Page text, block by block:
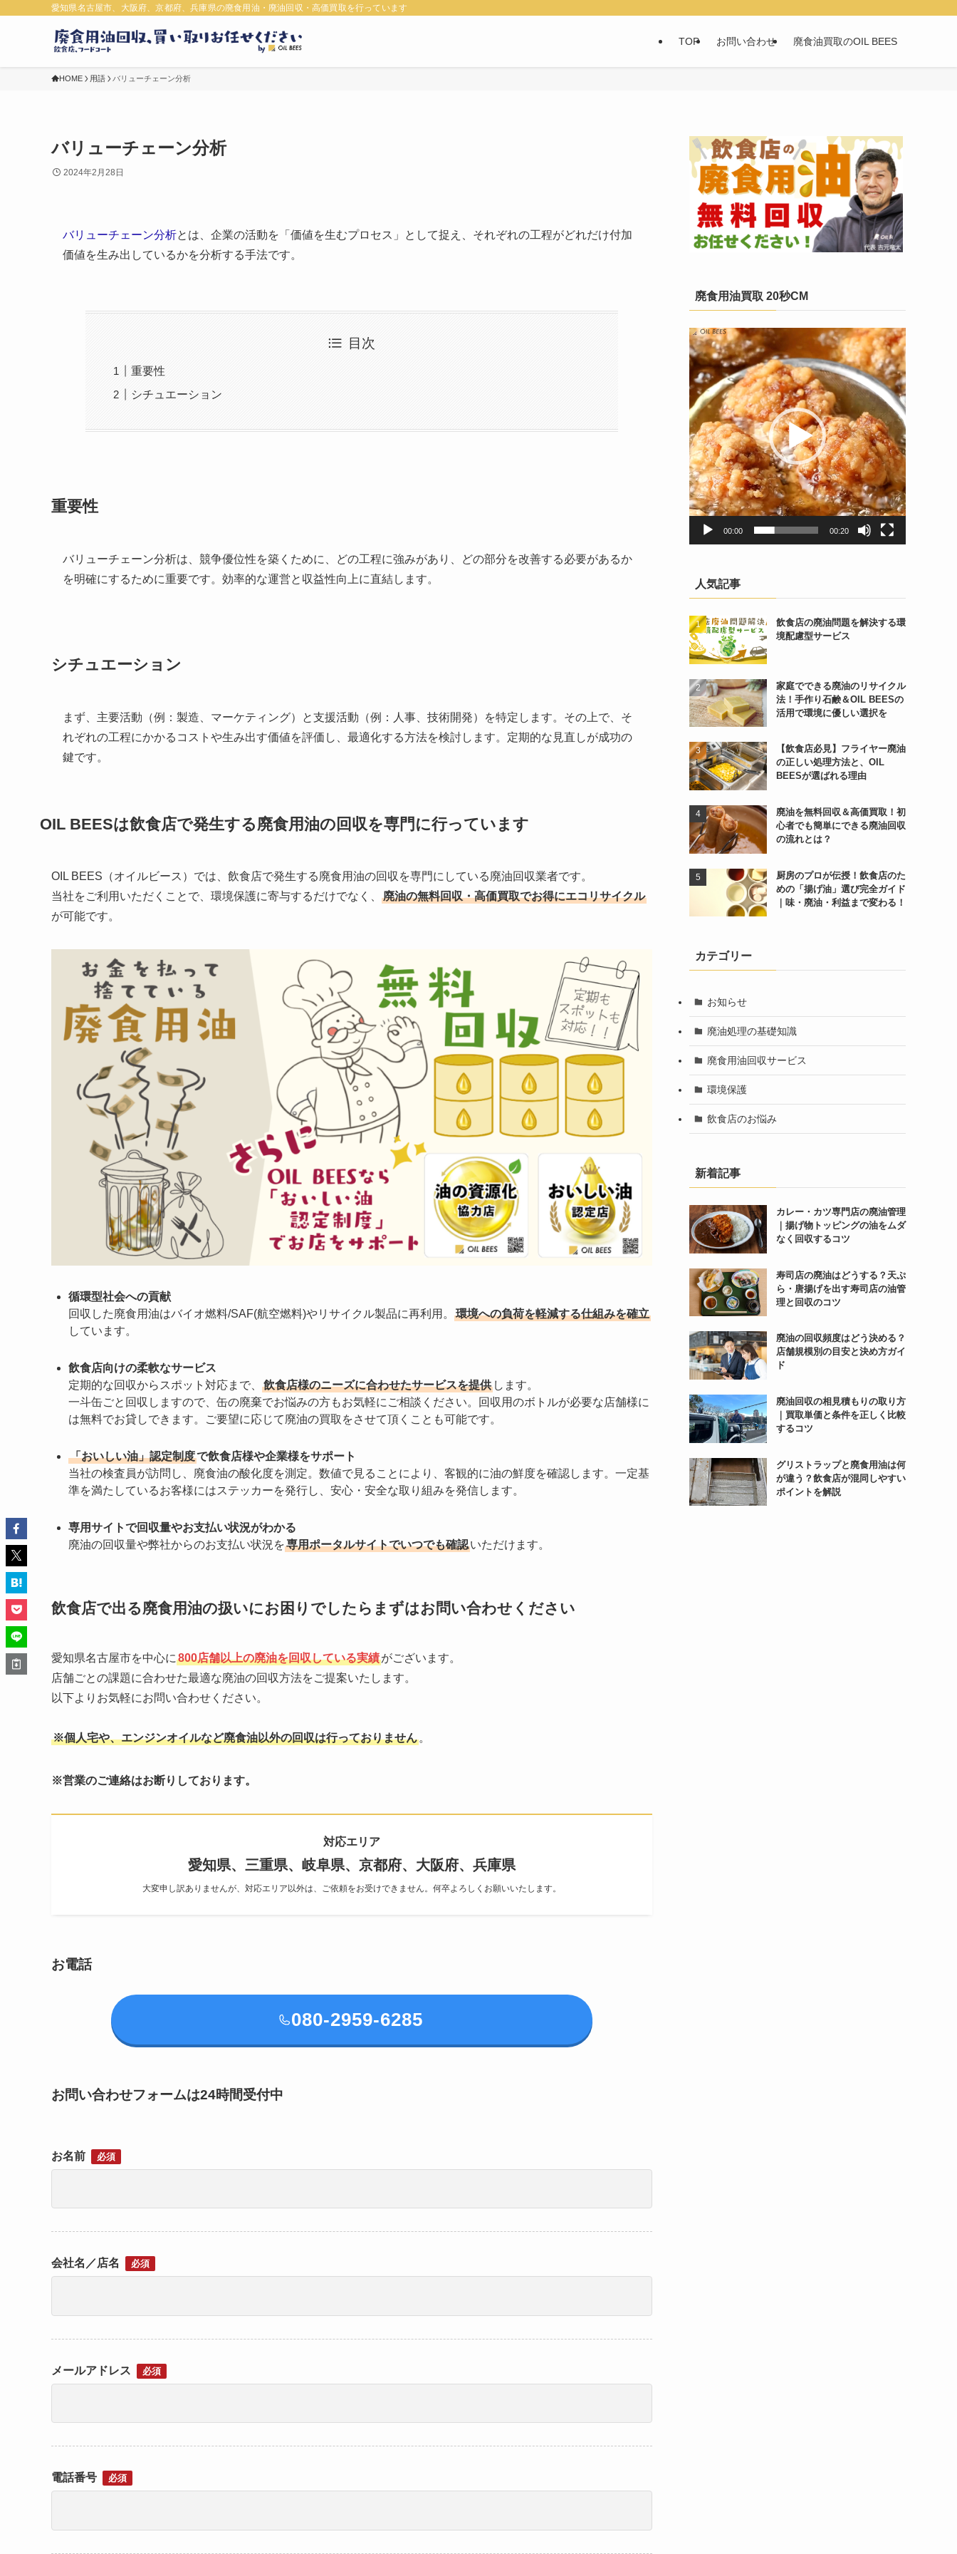
愛知県名古屋市、大阪府、京都府、兵庫県の廃食用油・廃油回収・高価買取を行っています
TOP お問い合わせ 廃食油買取のOIL BEES
HOME 用語 バリューチェーン分析
バリューチェーン分析
2024年2月28日
バリューチェーン分析とは、企業の活動を「価値を生むプロセス」として捉え、それぞれの工程がどれだけ付加
価値を生み出しているかを分析する手法です。
目次
重要性
シチュエーション
重要性
バリューチェーン分析は、競争優位性を築くために、どの工程に強みがあり、どの部分を改善する必要があるか
を明確にするために重要です。効率的な運営と収益性向上に直結します。
シチュエーション
まず、主要活動（例：製造、マーケティング）と支援活動（例：人事、技術開発）を特定します。その上で、そ
れぞれの工程にかかるコストや生み出す価値を評価し、最適化する方法を検討します。定期的な見直しが成功の
鍵です。
OIL BEESは飲食店で発生する廃食用油の回収を専門に行っています
OIL BEES（オイルビース）では、飲食店で発生する廃食用油の回収を専門にしている廃油回収業者です。
当社をご利用いただくことで、環境保護に寄与するだけでなく、
廃油の無料回収・高価買取でお得にエコリサイクル
が可能です。
循環型社会への貢献
回収した廃食用油はバイオ燃料/SAF(航空燃料)やリサイクル製品に再利用。
環境への負荷を軽減する仕組みを確立
しています。
飲食店向けの柔軟なサービス
定期的な回収からスポット対応まで、
飲食店様のニーズに合わせたサービスを提供 します。
一斗缶ごと回収しますので、缶の廃棄でお悩みの方もお気軽にご相談ください。回収用のボトルが必要な店舗様に
は無料でお貸しできます。ご要望に応じて廃油の買取をさせて頂くことも可能です。
「おいしい油」認定制度で飲食店様や企業様をサポート
当社の検査員が訪問し、廃食油の酸化度を測定。数値で見ることにより、客観的に油の鮮度を確認します。一定基
準を満たしているお客様にはステッカーを発行し、安心・安全な取り組みを発信します。
専用サイトで回収量やお支払い状況がわかる
廃油の回収量や弊社からのお支払い状況を専用ポータルサイトでいつでも確認いただけます。
飲食店で出る廃食用油の扱いにお困りでしたらまずはお問い合わせください
愛知県名古屋市を中心に 800店舗以上の廃油を回収している実績がございます。
店舗ごとの課題に合わせた最適な廃油の回収方法をご提案いたします。
以下よりお気軽にお問い合わせください。
※個人宅や、エンジンオイルなど廃食油以外の回収は行っておりません 。
※営業のご連絡はお断りしております。
対応エリア
愛知県、三重県、岐阜県、京都府、大阪府、兵庫県
大変申し訳ありませんが、対応エリア以外は、ご依頼をお受けできません。何卒よろしくお願いいたします。
お電話
080-2959-6285
お問い合わせフォームは24時間受付中
お名前 必須
会社名／店名 必須
メールアドレス 必須
電話番号 必須
廃食用油買取 20秒CM
動
画
プ
レ
ー
ヤ
ー
00:00 00:20
人気記事
飲食店の廃油問題を解決する環
境配慮型サービス
家庭でできる廃油のリサイクル
法！手作り石鹸＆OIL BEESの
活用で環境に優しい選択を
【飲食店必見】フライヤー廃油
の正しい処理方法と、OIL
BEESが選ばれる理由
廃油を無料回収＆高価買取！初
心者でも簡単にできる廃油回収
の流れとは？
厨房のプロが伝授！飲食店のた
めの「揚げ油」選び完全ガイド
｜味・廃油・利益まで変わる！
カテゴリー
お知らせ
廃油処理の基礎知識
廃食用油回収サービス
環境保護
飲食店のお悩み
新着記事
カレー・カツ専門店の廃油管理
｜揚げ物トッピングの油をムダ
なく回収するコツ
寿司店の廃油はどうする？天ぷ
ら・唐揚げを出す寿司店の油管
理と回収のコツ
廃油の回収頻度はどう決める？
店舗規模別の目安と決め方ガイ
ド
廃油回収の相見積もりの取り方
｜買取単価と条件を正しく比較
するコツ
グリストラップと廃食用油は何
が違う？飲食店が混同しやすい
ポイントを解説